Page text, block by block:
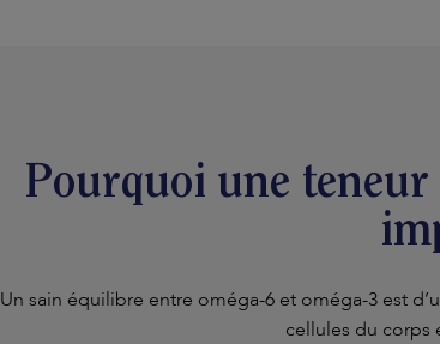
Pourquoi une teneur
Un sain équilibre entre oméga-6 et oméga-3 est
cellules du